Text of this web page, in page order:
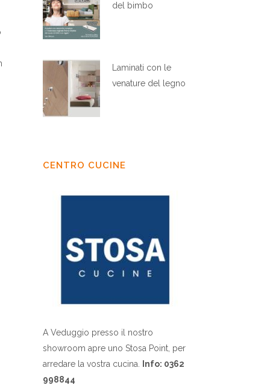
del bimbo
Laminati con le
venature del legno
CENTRO CUCINE
A Veduggio presso il nostro
showroom apre uno Stosa Point, per
arredare la vostra cucina.
Info: 0362
998844